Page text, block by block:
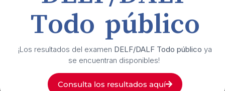
Todo público
¡Los resultados del examen DELF/DALF Todo público ya
se encuentran disponibles!
Consulta los resultados aquí